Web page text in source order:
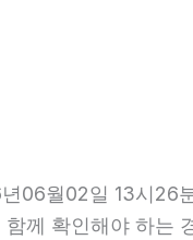
06월02일 13시26
께 확인해야 하는